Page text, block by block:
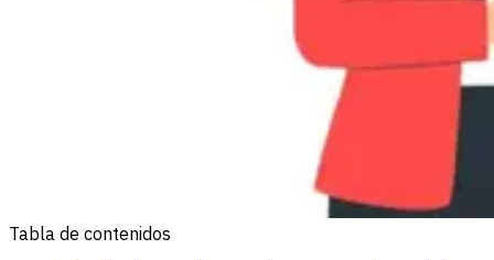
Tabla de contenidos